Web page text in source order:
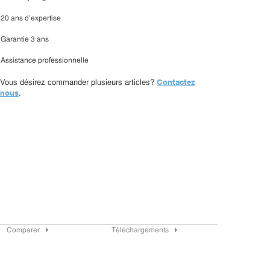
20 ans d'expertise
Garantie 3 ans
Assistance professionnelle
Vous désirez commander plusieurs articles?Contactez
nous.
Comparer Téléchargements